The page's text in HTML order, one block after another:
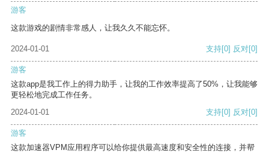
游客
这款游戏的剧情非常感人，让我久久不能忘怀。
2024-01-01 支持[0] 反对[0]
游客
这款app是我工作上的得力助手，让我的工作效率提高了50%，让我能够
更轻松地完成工作任务。
2024-01-01
支持[0] 反对[0]
游客
这款加速器VPM应用程序可以给你提供最高速度和安全性的连接，并帮